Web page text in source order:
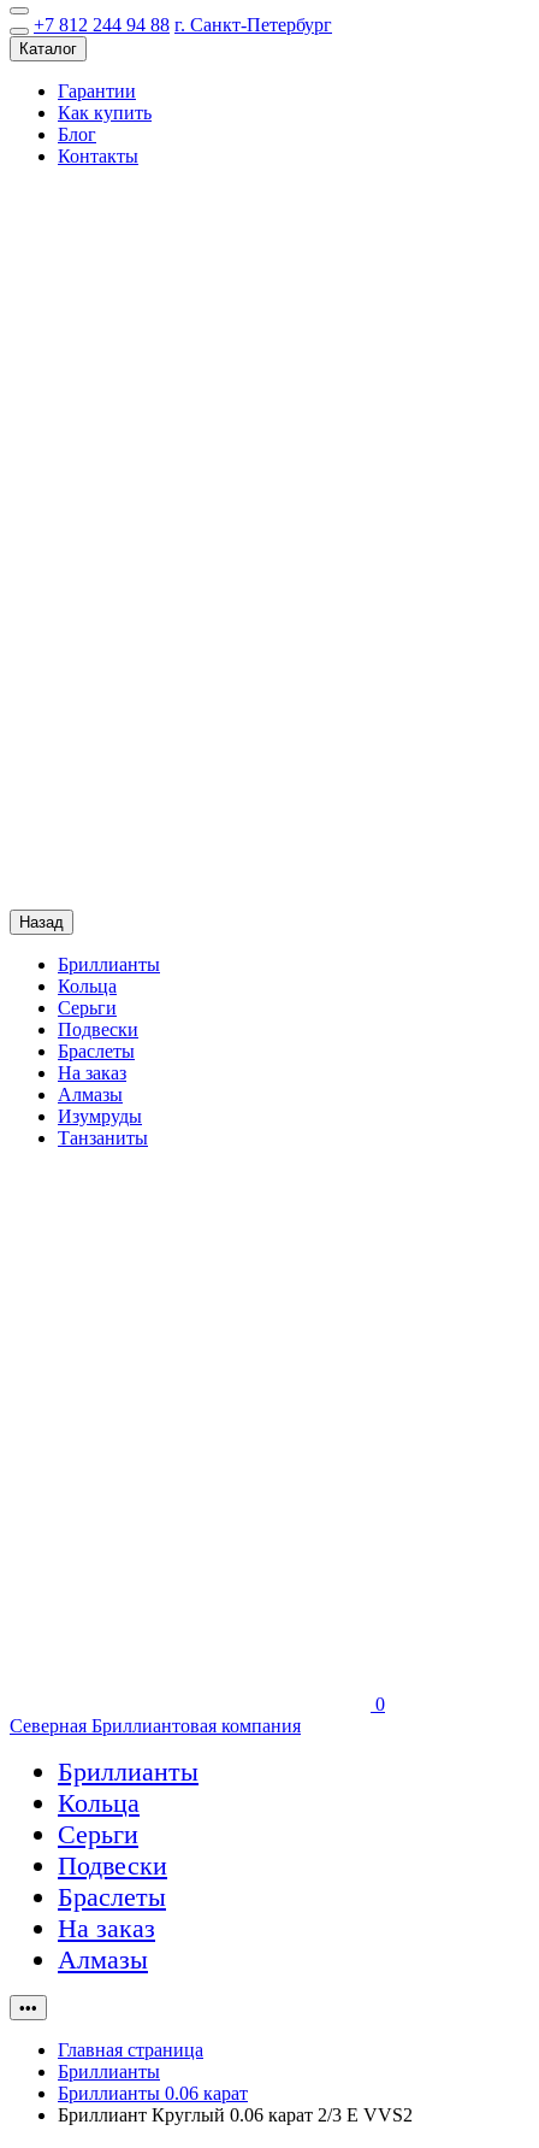
+7 812 244 94 88 г. Санкт-Петербург
Каталог
Гарантии
Как купить
Блог
Контакты
Назад
Бриллианты
Кольца
Серьги
Подвески
Браслеты
На заказ
Алмазы
Изумруды
Танзаниты
0
Северная Бриллиантовая компания
Бриллианты
Кольца
Серьги
Подвески
Браслеты
На заказ
Алмазы
•••
Главная страница
Бриллианты
Бриллианты 0.06 карат
Бриллиант Круглый 0.06 карат 2/3 E VVS2